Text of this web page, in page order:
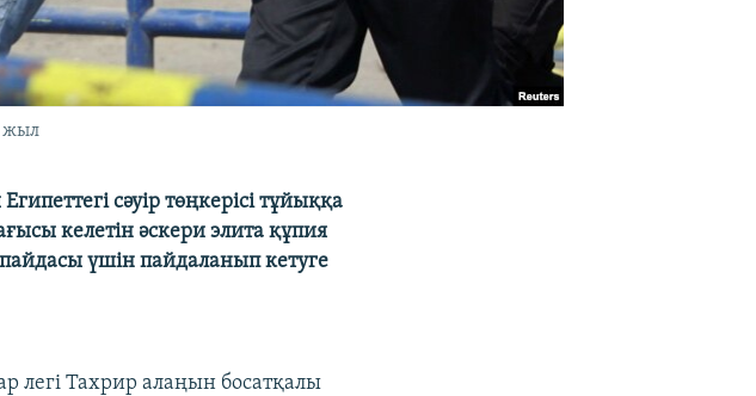
жыл
сәуір төңкерісі тұйыққа
келетін әскери элита құпия
үшін пайдаланып кетуге
легі Тахрир алаңын босатқалы